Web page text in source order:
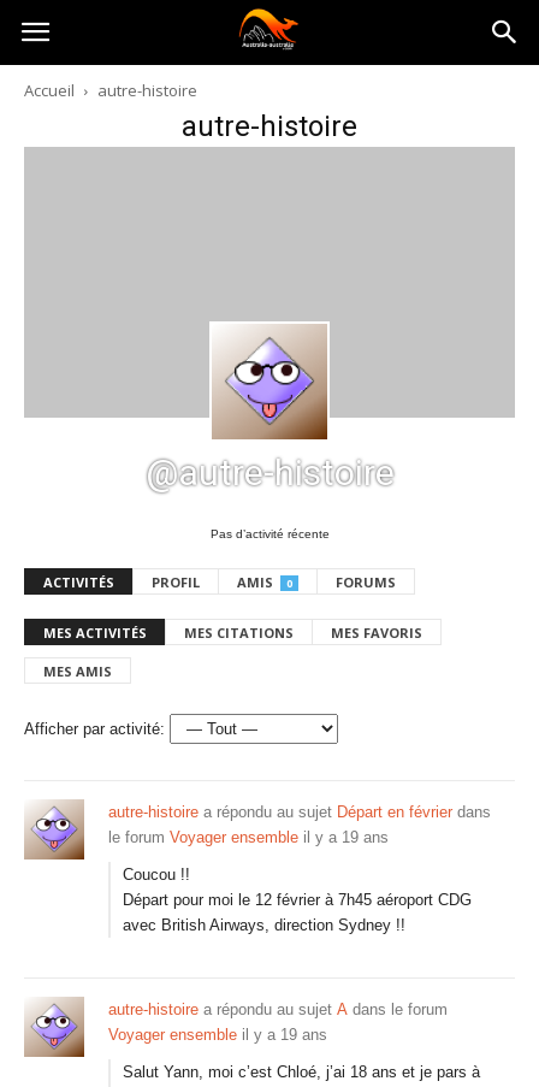
Australia-
australie.com
Accueil autre-histoire
autre-histoire
@autre-histoire
Pas d’activité récente
ACTIVITÉS PROFIL AMIS 0 FORUMS
MES ACTIVITÉS MES CITATIONS MES FAVORIS
MES AMIS
Afficher par activité:
autre-histoire a répondu au sujet Départ en février dans
le forum Voyager ensemble il y a 19 ans
Coucou !!
Départ pour moi le 12 février à 7h45 aéroport CDG
avec British Airways, direction Sydney !!
autre-histoire a répondu au sujet A dans le forum
Voyager ensemble il y a 19 ans
Salut Yann, moi c’est Chloé, j’ai 18 ans et je pars à